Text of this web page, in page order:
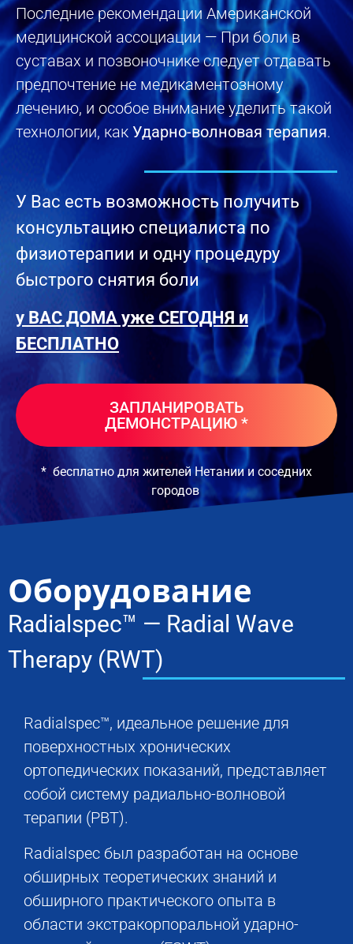
Последние рекомендации Американской
медицинской ассоциации — При боли в
суставах и позвоночнике следует отдавать
предпочтение не медикаментозному
лечению, и особое внимание уделить такой
технологии, как Ударно-волновая терапия.
У Вас есть возможность получить
консультацию специалиста по
физиотерапии и одну процедуру
быстрого снятия боли
у ВАС ДОМА уже СЕГОДНЯ и
БЕСПЛАТНО
ЗАПЛАНИРОВАТЬ
ДЕМОНСТРАЦИЮ *
* бесплатно для жителей Нетании и соседних
городов
Оборудование
Radialspec™ — Radial Wave
Therapy (RWT)
Radialspec™, идеальное решение для
поверхностных хронических
ортопедических показаний, представляет
собой систему радиально-волновой
терапии (РВТ).
Radialspec был разработан на основе
обширных теоретических знаний и
обширного практического опыта в
области экстракорпоральной ударно-